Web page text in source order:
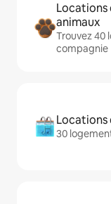
Locations
animaux
Trouvez 40
compagnie
Locations
30